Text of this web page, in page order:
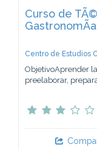
Curso de
GastronomÃ­a
Centro de Estudios
ObjetivoAprender
preelaborar,